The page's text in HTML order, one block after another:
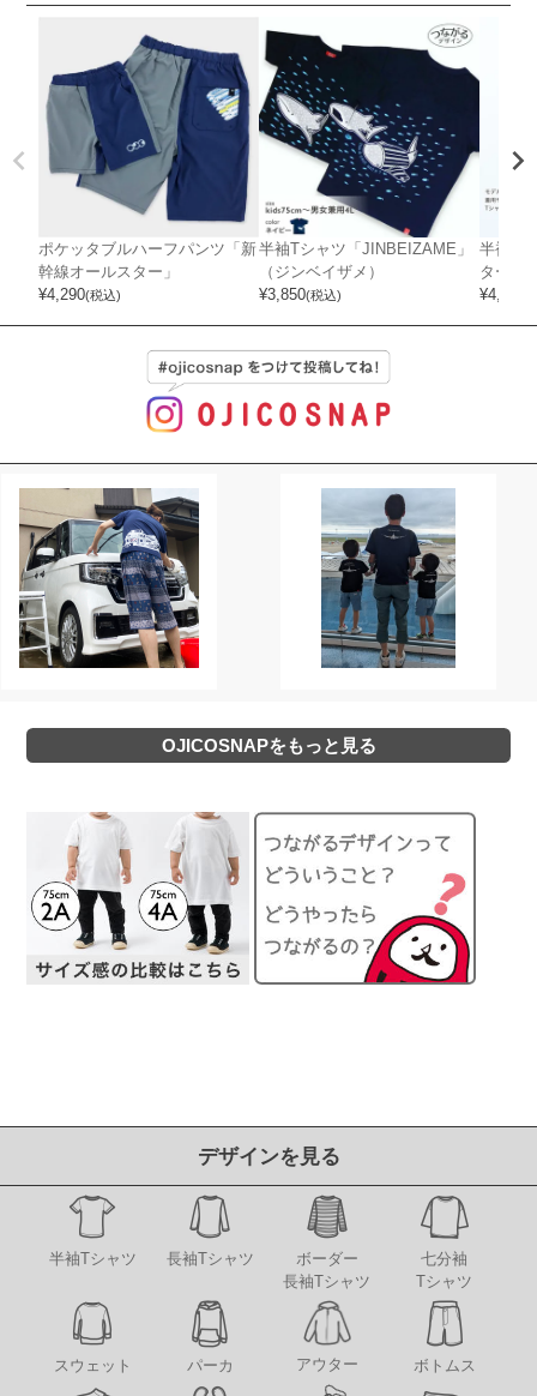
ポケッタブルハーフパンツ「新
幹線オールスター」
¥4,290(税込)
半袖Tシャツ「JINBEIZAME」
（ジンベイザメ）
¥3,850(税込)
半袖T
ター」
¥4,070
OJICOSNAPをもっと見る
デザインを見る
半袖Tシャツ 長袖Tシャツ
ボーダー
長袖Tシャツ
七分袖
Tシャツ
スウェット パーカ アウター ボトムス